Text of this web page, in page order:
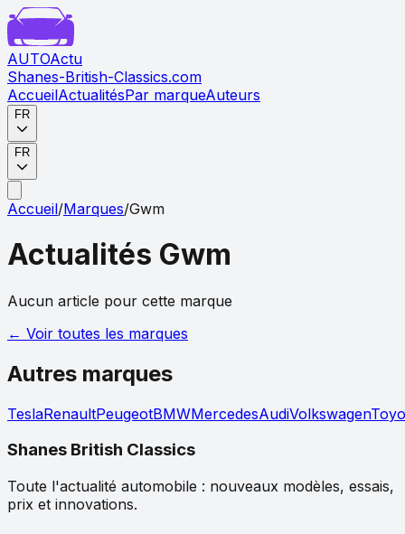
AUTOActu
Shanes-British-Classics.com
AccueilActualitésPar marqueAuteurs
FR
FR
Accueil/Marques/Gwm
Actualités Gwm
Aucun article pour cette marque
← Voir toutes les marques
Autres marques
TeslaRenaultPeugeotBMWMercedesAudiVolkswagen
Shanes British Classics
Toute l'actualité automobile : nouveaux modèles, essais,
prix et innovations.